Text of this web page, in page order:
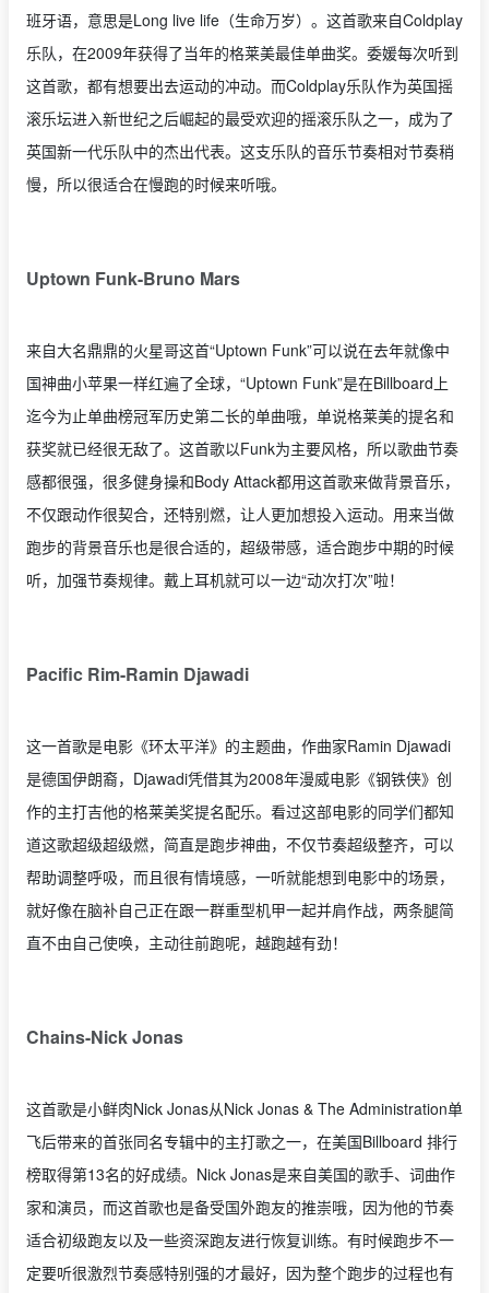
班牙语，意思是Long live life（生命万岁）。这首歌来自Coldplay
乐队，在2009年获得了当年的格莱美最佳单曲奖。委媛每次听到
这首歌，都有想要出去运动的冲动。而Coldplay乐队作为英国摇
滚乐坛进入新世纪之后崛起的最受欢迎的摇滚乐队之一，成为了
英国新一代乐队中的杰出代表。这支乐队的音乐节奏相对节奏稍
慢，所以很适合在慢跑的时候来听哦。
Uptown Funk-Bruno Mars
来自大名鼎鼎的火星哥这首“Uptown Funk”可以说在去年就像中
国神曲小苹果一样红遍了全球，“Uptown Funk”是在Billboard上
迄今为止单曲榜冠军历史第二长的单曲哦，单说格莱美的提名和
获奖就已经很无敌了。这首歌以Funk为主要风格，所以歌曲节奏
感都很强，很多健身操和Body Attack都用这首歌来做背景音乐，
不仅跟动作很契合，还特别燃，让人更加想投入运动。用来当做
跑步的背景音乐也是很合适的，超级带感，适合跑步中期的时候
听，加强节奏规律。戴上耳机就可以一边“动次打次”啦！
Pacific Rim-Ramin Djawadi
这一首歌是电影《环太平洋》的主题曲，作曲家Ramin Djawadi
是德国伊朗裔，Djawadi凭借其为2008年漫威电影《钢铁侠》创
作的主打吉他的格莱美奖提名配乐。看过这部电影的同学们都知
道这歌超级超级燃，简直是跑步神曲，不仅节奏超级整齐，可以
帮助调整呼吸，而且很有情境感，一听就能想到电影中的场景，
就好像在脑补自己正在跟一群重型机甲一起并肩作战，两条腿简
直不由自己使唤，主动往前跑呢，越跑越有劲！
Chains-Nick Jonas
这首歌是小鲜肉Nick Jonas从Nick Jonas & The Administration单
飞后带来的首张同名专辑中的主打歌之一，在美国Billboard 排行
榜取得第13名的好成绩。Nick Jonas是来自美国的歌手、词曲作
家和演员，而这首歌也是备受国外跑友的推崇哦，因为他的节奏
适合初级跑友以及一些资深跑友进行恢复训练。有时候跑步不一
定要听很激烈节奏感特别强的才最好，因为整个跑步的过程也有